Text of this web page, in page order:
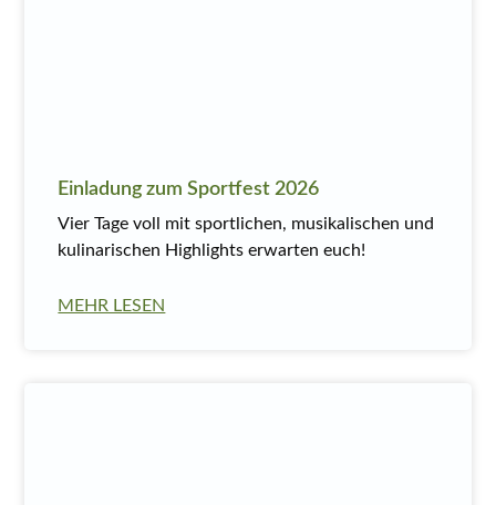
Einladung zum Sportfest 2026
Vier Tage voll mit sportlichen, musikalischen und
kulinarischen Highlights erwarten euch!
MEHR LESEN